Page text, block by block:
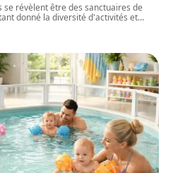
révèlent être des sanctuaires de
donné la diversité d'activités et…